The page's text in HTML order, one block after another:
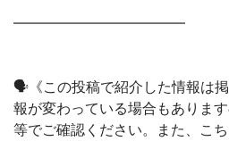
————————————
🗣《この投稿で紹介した情報は
報が変わっている場合もありま
等でご確認ください。また、こ